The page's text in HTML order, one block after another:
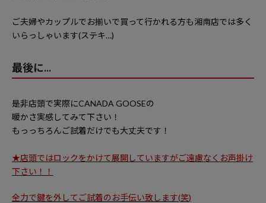
ご夫婦やカップルでお揃いで買って行かれる方も湘南店では多く
いらっしゃいます(ステキ…)
最後に...
是非店頭で実際にCANADA GOOSEの
暖かさ実感してみて下さい！
もっっちろんご試着だけでも大丈夫です！
★店頭ではロックをかけて展開していますがご遠慮なくお声掛け
下さい！！
全力で鍵を外してご試着のお手伝い致します(笑)